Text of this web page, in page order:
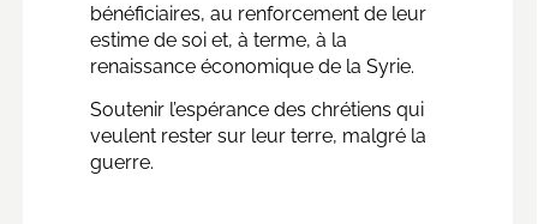
bénéficiaires, au renforcement de leur
estime de soi et, à terme, à la
renaissance économique de la Syrie.
Soutenir l’espérance des chrétiens qui
veulent rester sur leur terre, malgré la
guerre.